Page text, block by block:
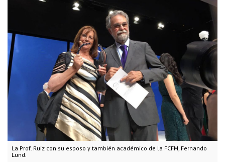
La Prof. Ruiz con su esposo y también académico de la FCFM, Fernando
Lund.